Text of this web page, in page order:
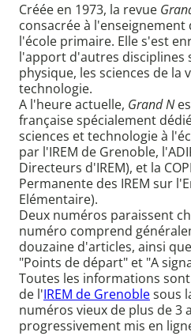
Créée en 1973, la revue
consacrée à
l'école primaire. Elle s'est
l'apport d'autres disciplines
physique, les sciences de la
technologie.
A l'heure actuelle, Grand N
française spécialement
sciences et technologie à
par l'IREM de Grenoble,
Directeurs d'IREM), et la
Permanente des IREM sur
Elémentaire).
Deux numéros paraissent
numéro comprend
douzaine d'articles, ainsi
"Points de départ" et "A
Toutes les informations
de l'IREM de Grenoblesous
numéros vieux de plus de 3
progressivement mis en